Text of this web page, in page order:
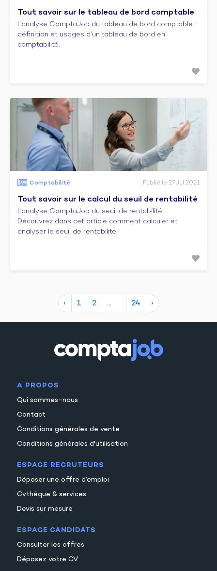
Tout savoir sur le tableau de bord comptable
L’analyse ComptaJob du tableau de bord comptable :
définition et usages d’un tableau de bord en
comptabilité.
Comptabilité Publié le 27 Jul 2021
Tout savoir sur le calcul du seuil de rentabilité
L’analyse ComptaJob du seuil de rentabilité :
Découvrez dans cet article comment calculer et
analyser le seuil de rentabilité.
‹ 1
2
10
19
23
24 ›
A PROPOS
Qui sommes-nous
Contact
Conditions générales de vente
Conditions générales d'utilisation
ESPACE RECRUTEURS
Déposer une offre d’emploi
Cvthèque & services
Devis sur mesure
ESPACE CANDIDATS
Consulter les offres
Déposez votre CV